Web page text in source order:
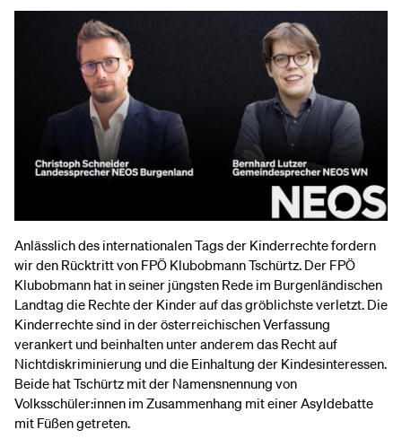
Anlässlich des internationalen Tags der Kinderrechte fordern
wir den Rücktritt von FPÖ Klubobmann Tschürtz. Der FPÖ
Klubobmann hat in seiner jüngsten Rede im Burgenländischen
Landtag die Rechte der Kinder auf das gröblichste verletzt. Die
Kinderrechte sind in der österreichischen Verfassung
verankert und beinhalten unter anderem das Recht auf
Nichtdiskriminierung und die Einhaltung der Kindesinteressen.
Beide hat Tschürtz mit der Namensnennung von
Volksschüler:innen im Zusammenhang mit einer Asyldebatte
mit Füßen getreten.